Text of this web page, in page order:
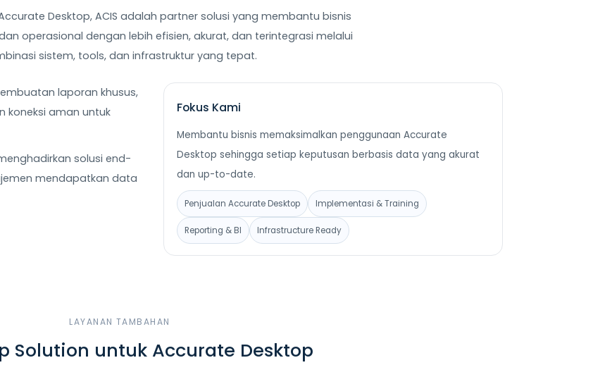
Desktop, ACIS adalah partner solusi yang membantu bisnis
operasional dengan lebih efisien, akurat, dan terintegrasi melalui
sistem, tools, dan infrastruktur yang tepat.
laporan khusus,
koneksi aman untuk
solusi end-
mendapatkan data
Fokus Kami
Membantu bisnis memaksimalkan penggunaan Accurate
Desktop sehingga setiap keputusan berbasis data yang akurat
dan up-to-date.
Penjualan Accurate Desktop Implementasi & Training
Reporting & BI Infrastructure Ready
LAYANAN TAMBAHAN
Solution untuk Accurate Desktop